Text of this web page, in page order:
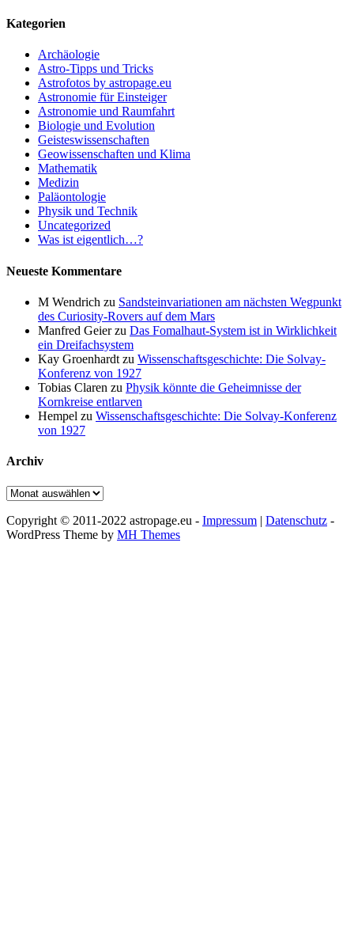
Kategorien
Archäologie
Astro-Tipps und Tricks
Astrofotos by astropage.eu
Astronomie für Einsteiger
Astronomie und Raumfahrt
Biologie und Evolution
Geisteswissenschaften
Geowissenschaften und Klima
Mathematik
Medizin
Paläontologie
Physik und Technik
Uncategorized
Was ist eigentlich…?
Neueste Kommentare
M Wendrich zu Sandsteinvariationen am nächsten Wegpunkt
des Curiosity-Rovers auf dem Mars
Manfred Geierzu Das Fomalhaut-System ist in Wirklichkeit
ein Dreifachsystem
Kay Groenhardt zu Wissenschaftsgeschichte: Die Solvay-
Konferenz von 1927
Tobias Claren zu Physik könnte die Geheimnisse der
Kornkreise entlarven
Hempel zu Wissenschaftsgeschichte: Die Solvay-Konferenz
von 1927
Archiv
Archiv
Copyright © 2011-2022 astropage.eu - Impressum | Datenschutz -
WordPress Theme by MH Themes